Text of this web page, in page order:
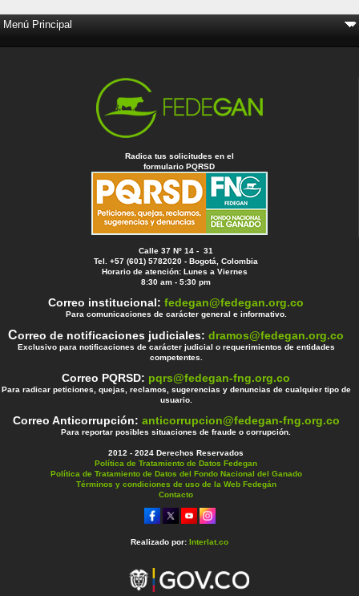
Radica tus solicitudes en el
formulario PQRSD
Calle 37 Nº 14 - 31
Tel. +57 (601) 5782020 - Bogotá, Colombia
Horario de atención: Lunes a Viernes
8:30 am - 5:30 pm
Correo institucional:fedegan@fedegan.org.co
Para comunicaciones de carácter general e informativo.
Correo de notificaciones judiciales:dramos@fedegan.org.co
Exclusivo para notificaciones de carácter judicial o requerimientos de entidades
competentes.
Correo PQRSD: pqrs@fedegan-fng.org.co
Para radicar peticiones, quejas, reclamos, sugerencias y denuncias de cualquier tipo de
usuario.
Correo Anticorrupción: anticorrupcion@fedegan-fng.org.co
Para reportar posibles situaciones de fraude o corrupción.
2012 - 2024 Derechos Reservados
Política de Tratamiento de Datos Fedegan
Política de Tratamiento de Datos del Fondo Nacional del Ganado
Términos y condiciones de uso de la Web Fedegán
Contacto
Realizado por: Interlat.co